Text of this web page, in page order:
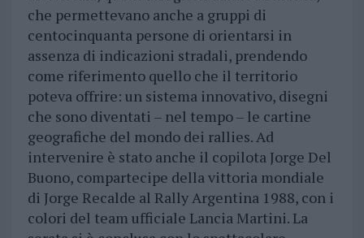
che permettevano anche a gruppi di
centocinquanta persone di orientarsi in
assenza di indicazioni stradali, prendendo
come riferimento quello che il territorio
poteva offrire: un sistema innovativo, disegni
che sono diventati – nel tempo – le cartine
geografiche del mondo dei rallies. Ad
intervenire è stato anche il copilota Jorge Del
Buono, compartecipe della vittoria mondiale
di Jorge Recalde al Rally Argentina 1988, con i
colori del team ufficiale Lancia Martini. La